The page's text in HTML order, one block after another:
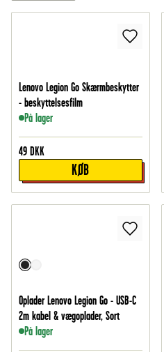
Lenovo Legion Go Skærmbeskytter
- beskyttelsesfilm
På lager
49 DKK
KØB
Oplader Lenovo Legion Go - USB-C
2m kabel & vægoplader, Sort
På lager